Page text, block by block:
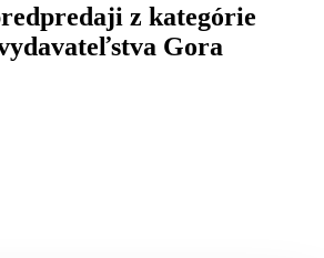
z kategórie
Gora